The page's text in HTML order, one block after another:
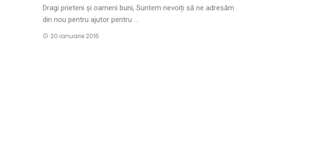
Dragi prieteni și oameni buni, Suntem nevoiți să ne adresăm
din nou pentru ajutor pentru ...
20 ianuarie 2016